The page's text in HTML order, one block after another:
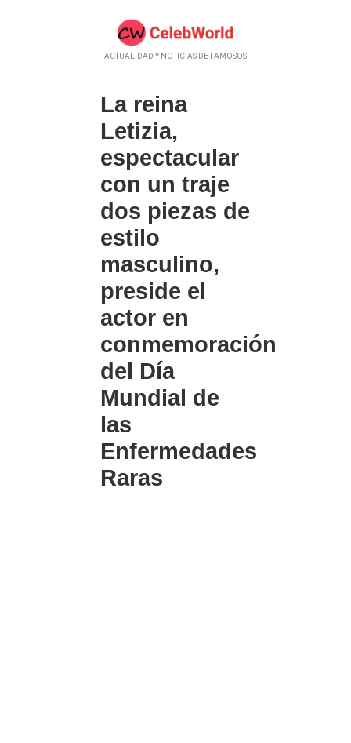
ACTUALIDAD Y NOTICIAS DE FAMOSOS
La reina
Letizia,
espectacular
con un traje
dos piezas de
estilo
masculino,
preside el
actor en
conmemoración
del Día
Mundial de
las
Enfermedades
Raras